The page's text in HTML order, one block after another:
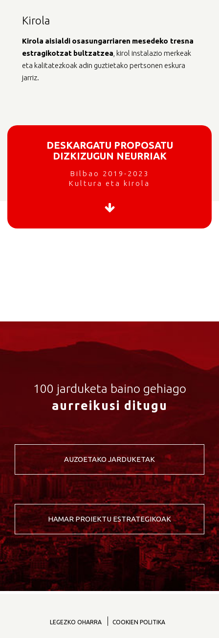
Kirola
Kirola aisialdi osasungarriaren mesedeko tresna
estragikotzat bultzatzea, kirol instalazio merkeak
eta kalitatezkoak adin guztietako pertsonen eskura
jarriz.
DESKARGATU PROPOSATU
DIZKIZUGUN NEURRIAK
Bilbao 2019-2023
Kultura eta kirola
100 jarduketa baino gehiago
aurreikusi ditugu
AUZOETAKO JARDUKETAK
HAMAR PROIEKTU ESTRATEGIKOAK
LEGEZKO OHARRA COOKIEN POLITIKA